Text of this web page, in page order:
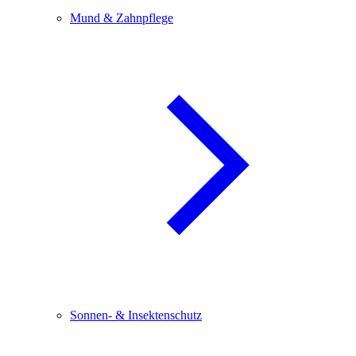
Mund & Zahnpflege
Sonnen- & Insektenschutz